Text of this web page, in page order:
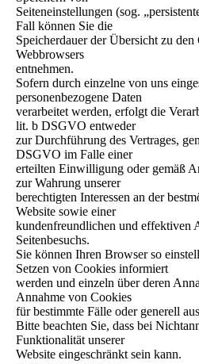
Seiteneinstellungen (sog.
Fall können Sie die
Speicherdauer der Übersicht zu
Webbrowsers
entnehmen.
Sofern durch einzelne von uns
personenbezogene Daten
verarbeitet werden, erfolgt die
lit. b DSGVO entweder
zur Durchführung des Vertrages,
DSGVO im Falle einer
erteilten Einwilligung oder gemäß
zur Wahrung unserer
berechtigten Interessen an der
Website sowie einer
kundenfreundlichen und effektiven
Seitenbesuchs.
Sie können Ihren Browser so
Setzen von Cookies informiert
werden und einzeln über deren
Annahme von Cookies
für bestimmte Fälle oder generell
Bitte beachten Sie, dass bei
Funktionalität unserer
Website eingeschränkt sein kann.